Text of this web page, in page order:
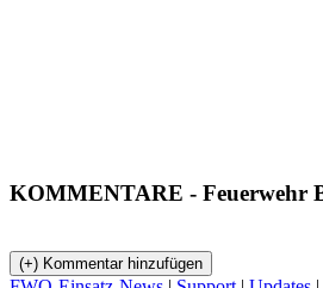
KOMMENTARE - Feuerwehr